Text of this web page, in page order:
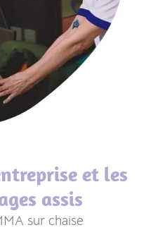
et les
assis
sur chaise